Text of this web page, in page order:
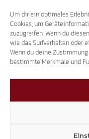
Um dir ein optimales
Cookies, um
zuzugreifen. Wenn du
wie das Surfverhalten oder
Wenn du deine
bestimmte Merkmale und